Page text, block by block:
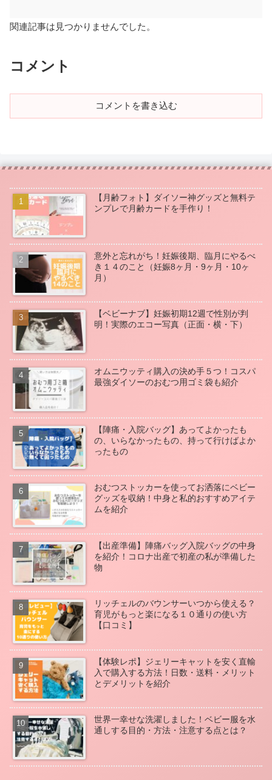
関連記事は見つかりませんでした。
コメント
コメントを書き込む
【月齢フォト】ダイソー神グッズと無料テ
ンプレで月齢カードを手作り！
意外と忘れがち！妊娠後期、臨月にやるべ
き１４のこと（妊娠8ヶ月・9ヶ月・10ヶ
月）
【ベビーナブ】妊娠初期12週で性別が判
明！実際のエコー写真（正面・横・下）
オムニウッティ購入の決め手５つ！コスパ
最強ダイソーのおむつ用ゴミ袋も紹介
【陣痛・入院バッグ】あってよかったも
の、いらなかったもの、持って行けばよか
ったもの
おむつストッカーを使ってお洒落にベビー
グッズを収納！中身と私的おすすめアイテ
ムを紹介
【出産準備】陣痛バッグ入院バッグの中身
を紹介！コロナ出産で初産の私が準備した
物
リッチェルのバウンサーいつから使える？
育児がもっと楽になる１０通りの使い方
【口コミ】
【体験レポ】ジェリーキャットを安く直輸
入で購入する方法！日数・送料・メリット
とデメリットを紹介
世界一幸せな洗濯しました！ベビー服を水
通しする目的・方法・注意する点とは？